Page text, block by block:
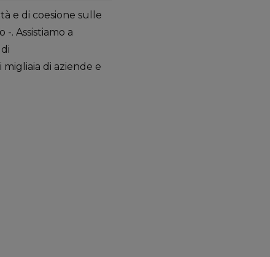
e di coesione sulle
. Assistiamo a
di aziende e